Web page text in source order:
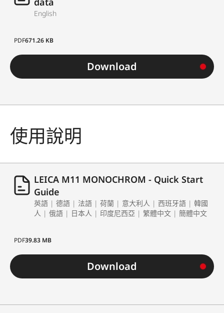
English
PDF671.26 KB
Download
使用說明
LEICA M11 MONOCHROM - Quick Start
Guide
英語 | 德語 | 法語 | 荷蘭 | 意大利人 | 西班牙語 | 韓國
人 | 俄語 | 日本人 | 印度尼西亞 | 繁體中文 | 簡體中文
PDF39.83 MB
Download